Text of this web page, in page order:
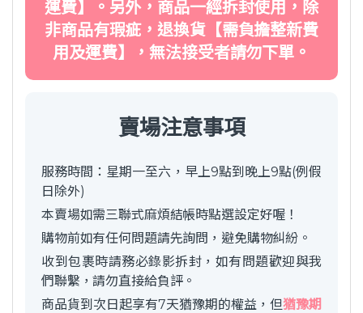
運費】。另外，商品一經拆封使用，除
非商品有瑕疵，退換貨【需負擔整新費
用及運費】，無法接受者請勿下單。
賣場注意事項
服務時間：星期一至六，早上9點到晚上9點(例假
日除外)
本賣場如需三聯式麻煩結帳時點選設定好喔！
購物前如有任何問題請先詢問，避免購物糾紛。
收到包裹時請務必錄影拆封，如有問題歡迎與我
們聯繫，請勿直接給負評。
商品貨到次日起享有7天猶豫期的權益，但猶豫期